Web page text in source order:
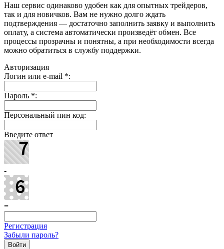
Наш сервис одинаково удобен как для опытных трейдеров,
так и для новичков. Вам не нужно долго ждать
подтверждения — достаточно заполнить заявку и выполнить
оплату, а система автоматически произведёт обмен. Все
процессы прозрачны и понятны, а при необходимости всегда
можно обратиться в службу поддержки.
Авторизация
Логин или e-mail *:
Пароль *:
Персональный пин код:
Введите ответ
-
=
Регистрация
Забыли пароль?